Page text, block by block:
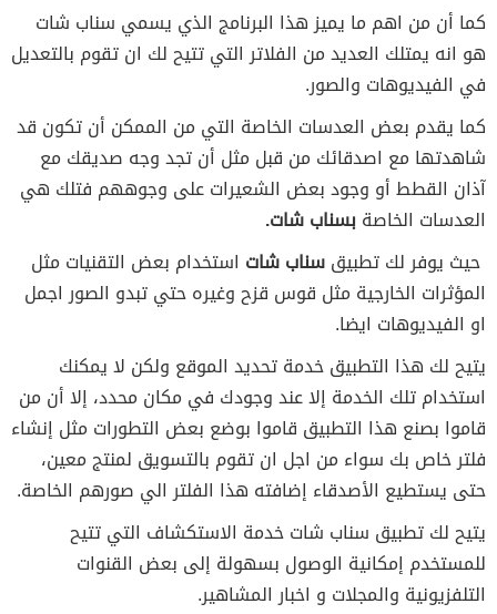
كما أن من اهم ما يميز هذا البرنامج الذي يسمي سناب شات
هو انه يمتلك العديد من الفلاتر التي تتيح لك ان تقوم بالتعديل
في الفيديوهات والصور.
كما يقدم بعض العدسات الخاصة التي من الممكن أن تكون قد
شاهدتها مع اصدقائك من قبل مثل أن تجد وجه صديقك مع
آذان القطط أو وجود بعض الشعيرات على وجوههم فتلك هي
العدسات الخاصةبسناب شات.
حيث يوفر لك تطبيقسناب شات استخدام بعض التقنيات مثل
المؤثرات الخارجية مثل قوس قزح وغيره حتي تبدو الصور اجمل
او الفيديوهات ايضا.
يتيح لك هذا التطبيقخدمة تحديد الموقع ولكن لا يمكنك
استخدام تلك الخدمة إلا عند وجودك في مكان محدد، إلا أن من
قاموا بصنع هذا التطبيق قاموا بوضع بعض التطورات مثل إنشاء
فلتر خاص بك سواء من اجل ان تقوم بالتسويق لمنتج معين،
حتى يستطيع الأصدقاء إضافته هذا الفلتر الي صورهم الخاصة.
يتيح لك تطبيق سناب شات خدمة الاستكشاف التي تتيح
للمستخدم إمكانية الوصول بسهولة إلى بعض القنوات
التلفزيونية والمجلات و اخبار المشاهير.